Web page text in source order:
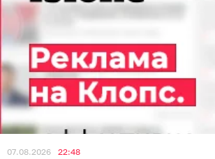
07.08.2026 22:48